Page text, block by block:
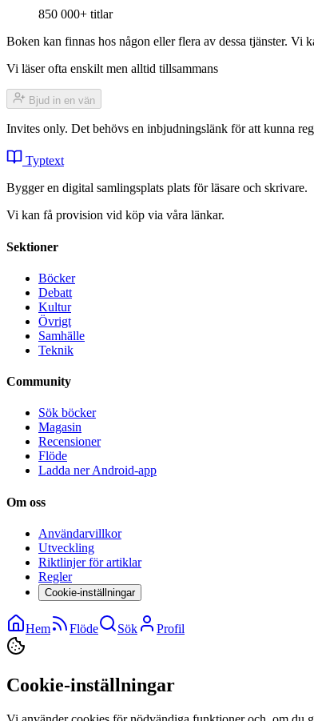
850 000+ titlar
Boken kan finnas hos någon eller flera av dessa tjänster. Vi
Vi läser ofta enskilt men alltid tillsammans
Bjud in en vän
Invites only. Det behövs en inbjudningslänk för att kunna
Typtext
Bygger en digital samlingsplats plats för läsare och skrivare.
Vi kan få provision vid köp via våra länkar.
Sektioner
Böcker
Debatt
Kultur
Övrigt
Samhälle
Teknik
Community
Sök böcker
Magasin
Recensioner
Flöde
Ladda ner Android-app
Om oss
Användarvillkor
Utveckling
Riktlinjer för artiklar
Regler
Cookie-inställningar
Hem Flöde Sök Profil
Cookie-inställningar